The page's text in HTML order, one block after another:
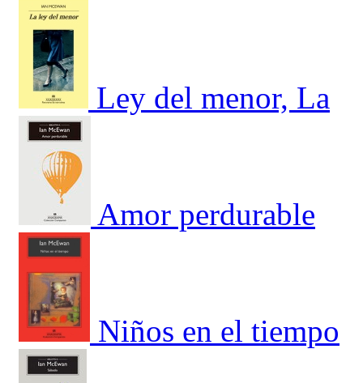
Ley del menor, La
Amor perdurable
Niños en el tiempo